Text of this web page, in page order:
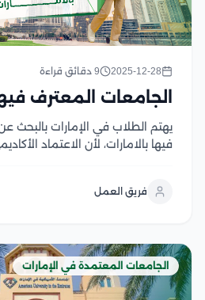
2025-12-28 9 دقائق قراءة
الجامعات المعترف
يهتم الطلاب في الإمارات بالبحث
فيها بالامارات، لأن الاعتماد
أمام المتقدمين فرص أفضل
فريق العمل
الجامعات المعتمدة في الإمارات